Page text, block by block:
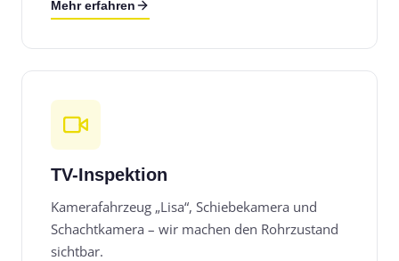
Mehr erfahren
TV-Inspektion
Kamerafahrzeug „Lisa“, Schiebekamera und
Schachtkamera – wir machen den Rohrzustand
sichtbar.